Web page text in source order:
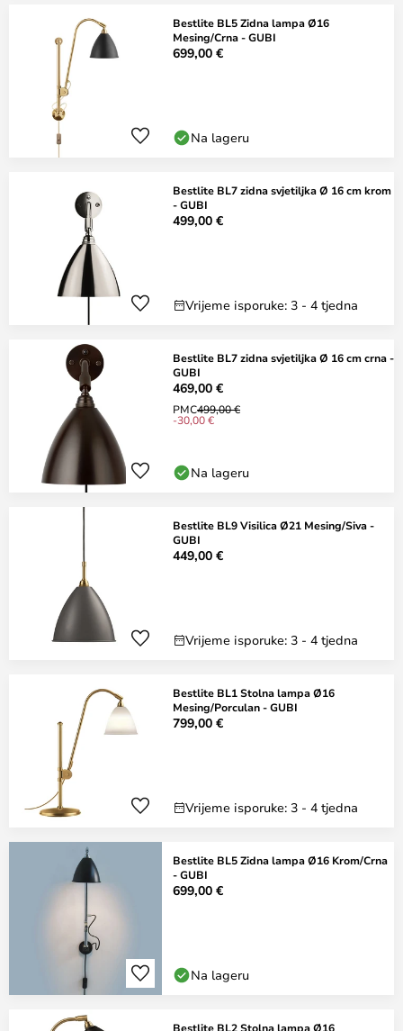
Bestlite BL5 Zidna lampa Ø16
Mesing/Crna - GUBI
699,00 €
Na lageru
Bestlite BL7 zidna svjetiljka Ø 16 cm krom
- GUBI
499,00 €
Vrijeme isporuke: 3 - 4 tjedna
Bestlite BL7 zidna svjetiljka Ø 16 cm crna -
GUBI
469,00 €
PMC499,00 €
-30,00 €
Na lageru
Bestlite BL9 Visilica Ø21 Mesing/Siva -
GUBI
449,00 €
Vrijeme isporuke: 3 - 4 tjedna
Bestlite BL1 Stolna lampa Ø16
Mesing/Porculan - GUBI
799,00 €
Vrijeme isporuke: 3 - 4 tjedna
Bestlite BL5 Zidna lampa Ø16 Krom/Crna
- GUBI
699,00 €
Na lageru
Bestlite BL2 Stolna lampa Ø16